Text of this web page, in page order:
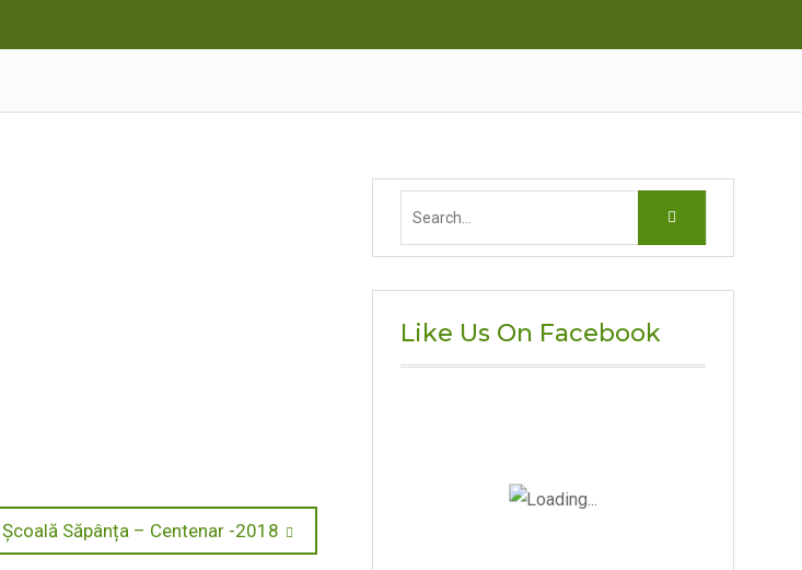
Next
post:
Școală Săpânța – Centenar -2018
Like Us On Facebook